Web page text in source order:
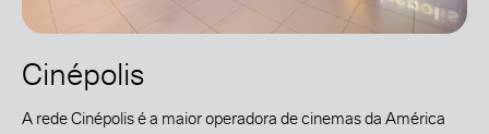
Cinépolis
A rede Cinépolis é a maior operadora de cinemas da América